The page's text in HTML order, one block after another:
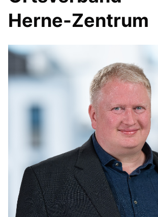
ORTSVERBÄNDE
VEREINIGUNGEN
Fraktion
Herne-Zentrum